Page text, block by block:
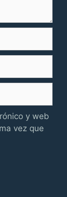
y web
vez que